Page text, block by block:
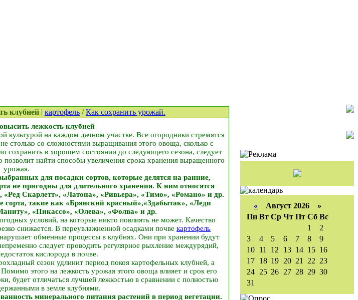
клубней | картофель /Как сохранить урожай.
лежкость клубней
культурой на каждом дачном участке. Все огородники стремятся
столько со сложностями выращивания этого овоща, сколько с
сохранить в хорошем состоянии до следующего сезона, следует
найти способы увеличения срока хранения выращенного
урожая.
для посадки сортов, которые делятся на ранние,
не пригодны для длительного хранения. К ним относятся
Скарлетт», «Латона», «Ривьера», «Тимо», «Романо» и др.
сорта, такие как «Брянский красный»,«Здабытак», «Леди
«Пикассо», «Олева», «Фолва» и др.
условий, на которые никто повлиять не может. Качество
снижается. В переувлажненной осадками почве картофель
обменные процессы в клубнях. Они при хранении будут
следует проводить регулярное рыхление междурядий,
кислорода в почве.
сезон удлинит период покоя картофельных клубней, а
этого на лежкость урожая этого овоща влияет и срок его
будет отличаться лучшей лежкостью в сравнении с полностью
в земле клубнями.
минерального питания растений в период вегетации.
« Август 2026 »
Пн Вт Ср Чт Пт Сб Вс
1
2
3
4 5 6 7 8
9
10 11 12 13 14 15 16
17 18 19 20 21 22 23
24 25 26 27 28 29 30
31